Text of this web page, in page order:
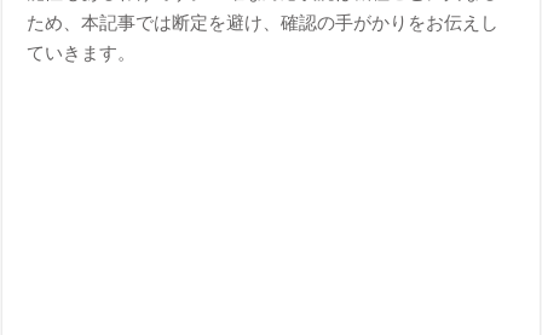
ため、本記事では断定を避け、確認の手がかりをお伝えし
ていきます。